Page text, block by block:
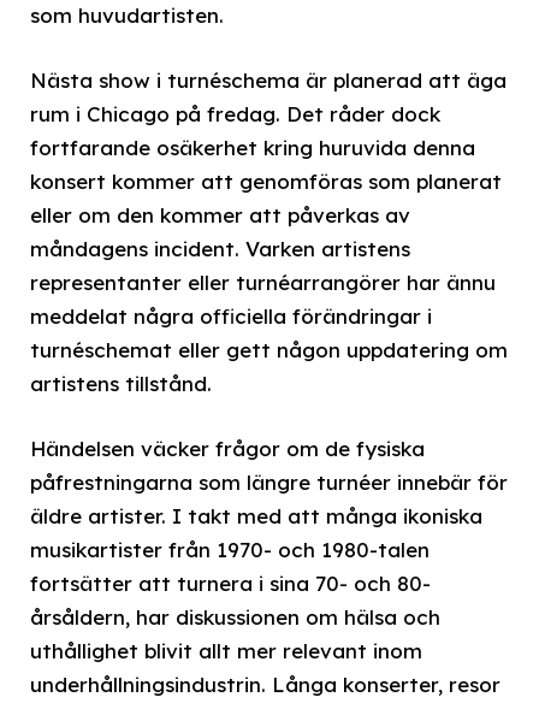
som huvudartisten.
Nästa show i turnéschema är planerad att äga
rum i Chicago på fredag. Det råder dock
fortfarande osäkerhet kring huruvida denna
konsert kommer att genomföras som planerat
eller om den kommer att påverkas av
måndagens incident. Varken artistens
representanter eller turnéarrangörer har ännu
meddelat några officiella förändringar i
turnéschemat eller gett någon uppdatering om
artistens tillstånd.
Händelsen väcker frågor om de fysiska
påfrestningarna som längre turnéer innebär för
äldre artister. I takt med att många ikoniska
musikartister från 1970- och 1980-talen
fortsätter att turnera i sina 70- och 80-
årsåldern, har diskussionen om hälsa och
uthållighet blivit allt mer relevant inom
underhållningsindustrin. Långa konserter, resor